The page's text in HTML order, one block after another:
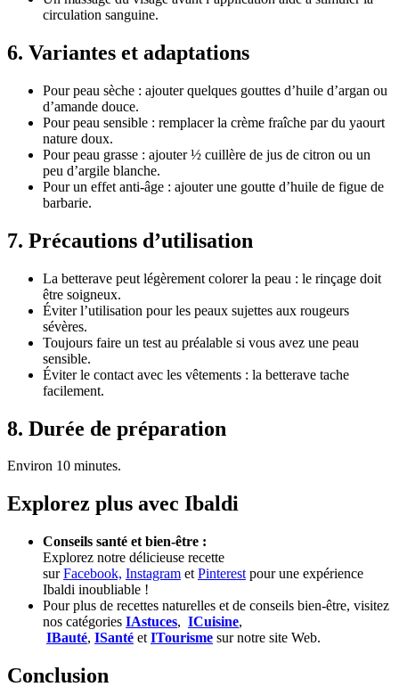
circulation sanguine.
6. Variantes et adaptations
Pour peau sèche : ajouter quelques gouttes d’huile d’argan ou
d’amande douce.
Pour peau sensible : remplacer la crème fraîche par du yaourt
nature doux.
Pour peau grasse : ajouter ½ cuillère de jus de citron ou un
peu d’argile blanche.
Pour un effet anti-âge : ajouter une goutte d’huile de figue de
barbarie.
7. Précautions d’utilisation
La betterave peut légèrement colorer la peau : le rinçage doit
être soigneux.
Éviter l’utilisation pour les peaux sujettes aux rougeurs
sévères.
Toujours faire un test au préalable si vous avez une peau
sensible.
Éviter le contact avec les vêtements : la betterave tache
facilement.
8. Durée de préparation
Environ 10 minutes.
Explorez plus avec Ibaldi
Conseils santé et bien-être :
Explorez notre délicieuse recette
surFacebook, Instagram et Pinterest pour une expérience
Ibaldi inoubliable !
Pour plus de recettes naturelles et de conseils bien-être, visitez
nos catégories IAstuces, ICuisine,
IBauté, ISanté et ITourisme sur notre site Web.
Conclusion